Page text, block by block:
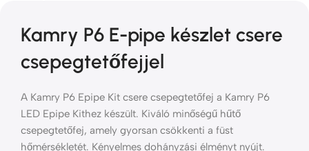
Kamry P6 E-pipe készlet csere
csepegtetőfejjel
A Kamry P6 Epipe Kit csere csepegtetőfej a Kamry P6
LED Epipe Kithez készült. Kiváló minőségű hűtő
csepegtetőfej, amely gyorsan csökkenti a füst
hőmérsékletét. Kényelmes dohányzási élményt nyújt.